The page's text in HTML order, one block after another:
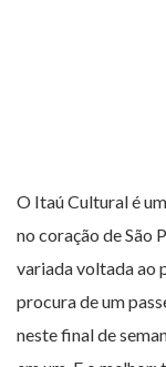
O Itaú Cultural é
no coração de São
variada voltada ao
procura de um
neste final de